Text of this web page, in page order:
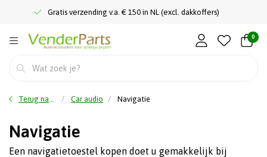
Gratis verzending v.a. € 150 in NL (excl. dakkoffers)
0
Terug naar home Car audio Navigatie
Navigatie
Een navigatietoestel kopen doet u gemakkelijk bij